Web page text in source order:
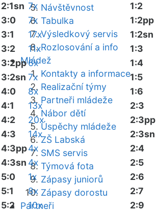
Návštěvnost
Tabulka
Výsledkový servis
Rozlosování a info
Mládež
Kontakty a informace
Realizační týmy
Partneři mládeže
Nábor dětí
Úspěchy mládeže
ZŠ Labská
SMS servis
Týmová fota
Zápasy juniorů
Zápasy dorostu
Partneři
2:1sn 7x
3:0
7x
3:1
17x
3:2
11x
3:2pp6x
3:2sn 7x
4:0
8x
4:1
13x
4:2
20x
4:3
14x
4:3pp4x
4:3sn 4x
5:0
1x
5:1
8x
5:2
10x
1:2
1:2pp
1:2sn
1:3
1:4
1:5
1:6
2:3
2:3pp
2:3sn
2:4
2:5
2:6
2:7
2:9